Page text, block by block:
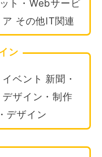
ト・Webサービ
その他IT関連
ン
ベント 新聞・
ザイン・制作
デザイン